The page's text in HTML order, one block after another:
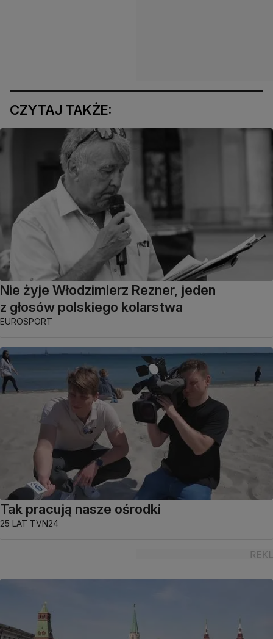
CZYTAJ TAKŻE:
Nie żyje Włodzimierz Rezner, jeden
z głosów polskiego kolarstwa
EUROSPORT
Tak pracują nasze ośrodki
25 LAT TVN24